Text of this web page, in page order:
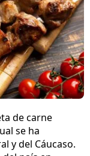
de carne
se ha
y del Cáucaso.